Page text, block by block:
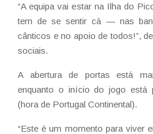
“A equipa vai estar na Ilha do
tem de se sentir cá — nas
cânticos e no apoio de todos!”,
sociais.
A abertura de portas está
enquanto o início do jogo está
(hora de Portugal Continental).
“Este é um momento para viver